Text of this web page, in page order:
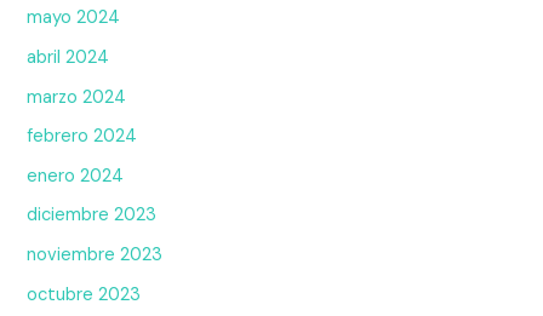
mayo 2024
abril 2024
marzo 2024
febrero 2024
enero 2024
diciembre 2023
noviembre 2023
octubre 2023